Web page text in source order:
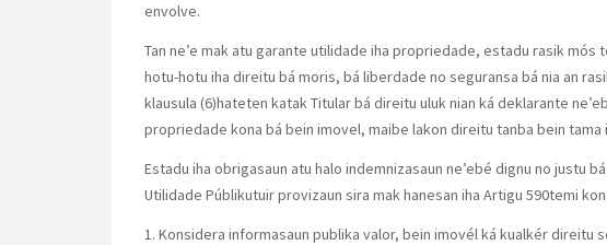
envolve.
Tan ne’e mak atu garante utilidade iha propriedade, estadu rasik
hotu-hotu iha direitu bá moris, bá liberdade no seguransa bá nia an
klausula (6)hateten katak Titular bá direitu uluk nian ká deklarante
propriedade kona bá bein imovel, maibe lakon direitu tanba bein
Estadu iha obrigasaun atu halo indemnizasaun ne’ebé dignu no justu
Utilidade Públikutuir provizaun sira mak hanesan iha Artigu 590temi
1. Konsidera informasaun publika valor, bein imovél ká kualkér direitu